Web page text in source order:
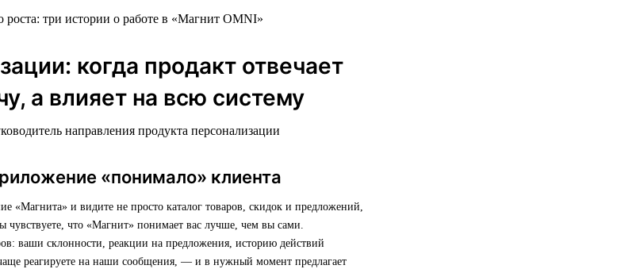
когда продакт отвечает
а влияет на всю систему
направления продукта персонализации
«понимало» клиента
«Магнита» и видите не просто каталог товаров, скидок и предложений,
чувствуете, что «Магнит» понимает вас лучше, чем вы сами.
ваши склонности, реакции на предложения, историю действий
реагируете на наши сообщения, — и в нужный момент предлагает